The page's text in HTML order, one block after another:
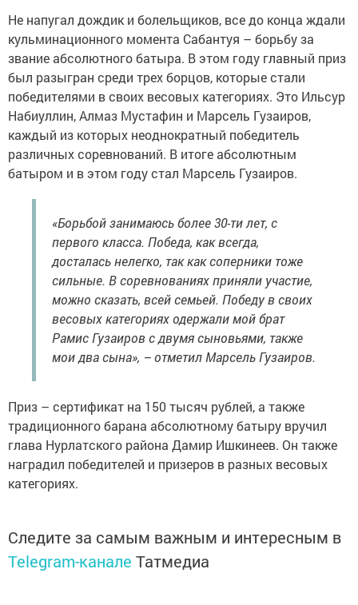
Не напугал дождик и болельщиков, все до конца ждали
кульминационного момента Сабантуя – борьбу за
звание абсолютного батыра. В этом году главный приз
был разыгран среди трех борцов, которые стали
победителями в своих весовых категориях. Это Ильсур
Набиуллин, Алмаз Мустафин и Марсель Гузаиров,
каждый из которых неоднократный победитель
различных соревнований. В итоге абсолютным
батыром и в этом году стал Марсель Гузаиров.
«Борьбой занимаюсь более 30-ти лет, с
первого класса. Победа, как всегда,
досталась нелегко, так как соперники тоже
сильные. В соревнованиях приняли участие,
можно сказать, всей семьей. Победу в своих
весовых категориях одержали мой брат
Рамис Гузаиров с двумя сыновьями, также
мои два сына», – отметил Марсель Гузаиров.
Приз – сертификат на 150 тысяч рублей, а также
традиционного барана абсолютному батыру вручил
глава Нурлатского района Дамир Ишкинеев. Он также
наградил победителей и призеров в разных весовых
категориях.
Следите за самым важным и интересным в
Telegram-канале Татмедиа